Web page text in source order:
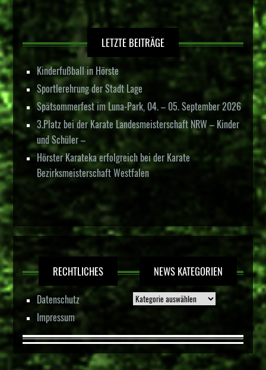
LETZTE BEITRÄGE
Kinderfußball in Hörste
Sportlerehrung der Stadt Lage
Spätsommerfest im Luna-Park, 04. – 05. September 2026
3.Platz bei der Karate Landesmeisterschaft NRW – Kinder
und Schüler –
Hörster Karateka erfolgreich bei der Karate
Bezirksmeisterschaft Westfalen
RECHTLICHES
Datenschutz
Impressum
NEWS KATEGORIEN